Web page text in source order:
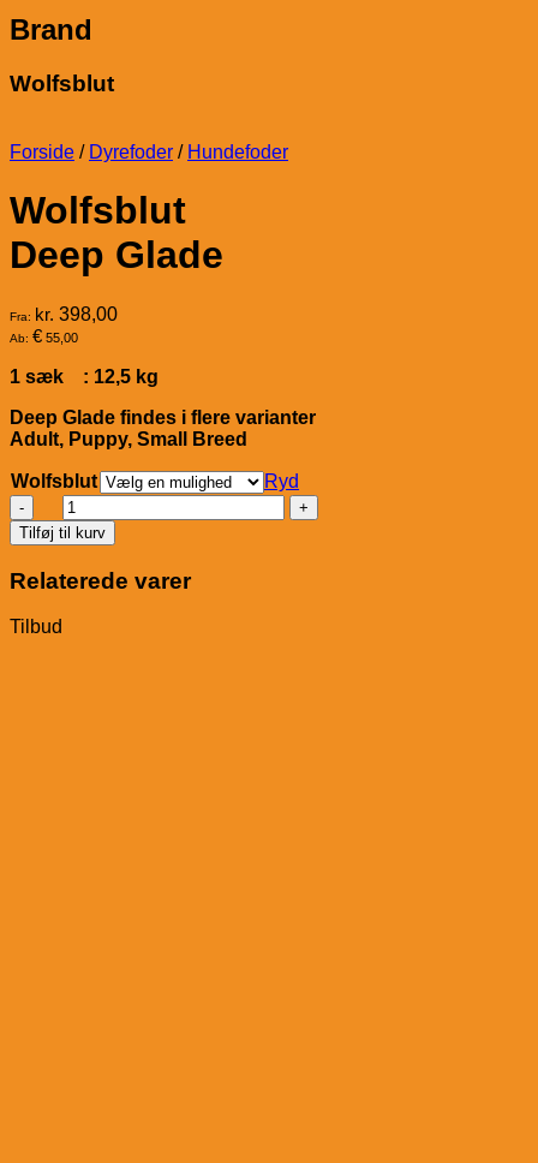
Brand
Wolfsblut
Forside / Dyrefoder / Hundefoder
Wolfsblut
Deep Glade
Fra: kr. 398,00
Ab: € 55,00
1 sæk : 12,5 kg
Deep Glade findes i flere varianter
Adult, Puppy, Small Breed
Wolfsblut
Ryd
Wolfsblut
Deep
Glade
antal
Tilføj til kurv
Relaterede varer
Tilbud